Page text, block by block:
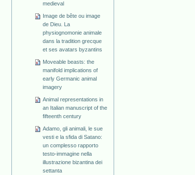
medieval
Image de bête ou image
de Dieu. La
physiognomonie animale
dans la tradition grecque
et ses avatars byzantins
Moveable beasts: the
manifold implications of
early Germanic animal
imagery
Animal representations in
an Italian manuscript of the
fifteenth century
Adamo, gli animali, le sue
vesti e la sfida di Satano:
un complesso rapporto
testo-immagine nella
illustrazione bizantina dei
settanta